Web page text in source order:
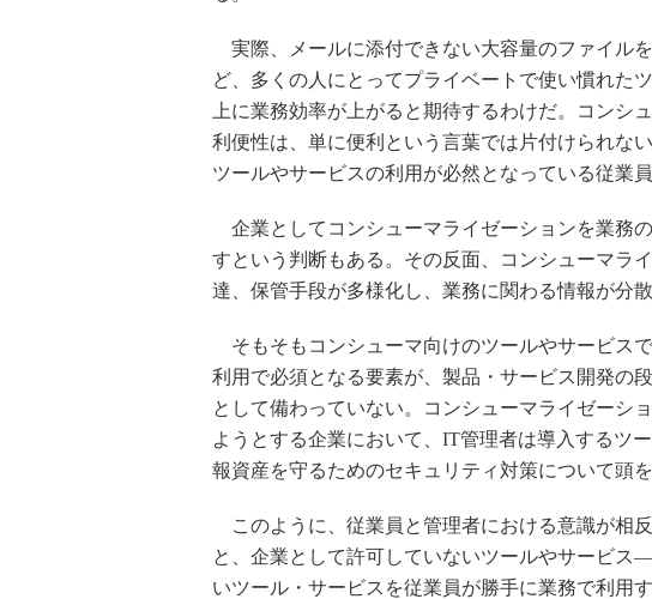
実際、メールに添付できない大容量のファイル
ど、多くの人にとってプライベートで使い慣れた
上に業務効率が上がると期待するわけだ。コンシ
利便性は、単に便利という言葉では片付けられな
ツールやサービスの利用が必然となっている従業員
企業としてコンシューマライゼーションを業務
すという判断もある。その反面、コンシューマラ
達、保管手段が多様化し、業務に関わる情報が分
そもそもコンシューマ向けのツールやサービス
利用で必須となる要素が、製品・サービス開発の
として備わっていない。コンシューマライゼーシ
ようとする企業において、IT管理者は導入するツ
報資産を守るためのセキュリティ対策について頭
このように、従業員と管理者における意識が相
と、企業として許可していないツールやサービ
いツール・サービスを従業員が勝手に業務で利用